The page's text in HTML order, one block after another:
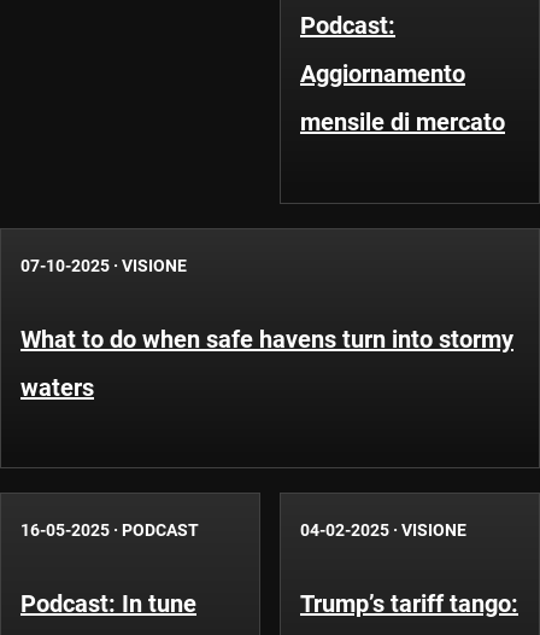
Podcast:
Aggiornamento
mensile di mercato
07-10-2025 · VISIONE
What to do when safe havens turn into stormy
waters
16-05-2025 · PODCAST
Podcast: In tune
04-02-2025 · VISIONE
Trump’s tariff tango: